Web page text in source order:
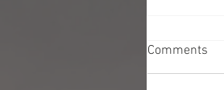
Comments